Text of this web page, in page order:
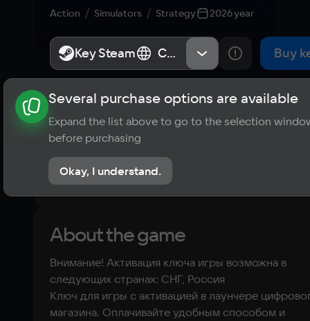
Action Simulators Strategy 2026 year
Key Steam СНГ, Россия Buy
About the game News Requirements
? Player ratings
No reviews
About the game
Внимание! Активация ключа игры возможна в
следующих странах: СНГ, Россия
Ключ для игры с активацией в лаунчере
магазина. Оплачивайте удобным способом и
Key Steam СНГ, Россия
Several purchase options are available
Expand the list above to go to the selection
before purchasing
Okay, I understand.